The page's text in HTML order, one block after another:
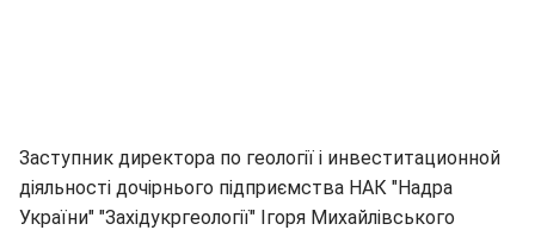
Заступник директора по геології і инвеститационной
діяльності дочірнього підприємства НАК "Надра
України" "Західукргеології" Ігоря Михайлівського